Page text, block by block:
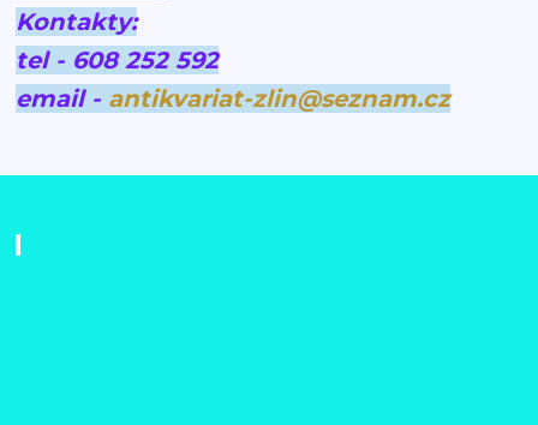
Kontakty:
tel - 608 252 592
email - antikvariat-zlin@seznam.cz